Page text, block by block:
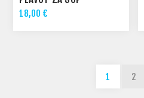
18,00 €
1 2